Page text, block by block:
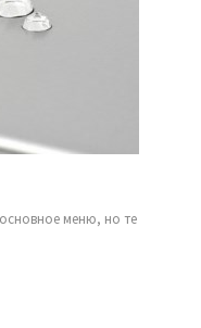
меню, но те